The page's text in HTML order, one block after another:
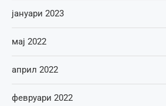
јануари 2023
мај 2022
април 2022
февруари 2022